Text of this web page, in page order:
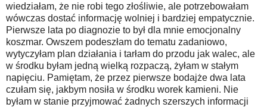
wiedziałam, że nie robi tego złośliwie, ale potrzebowałam
wówczas dostać informację wolniej i bardziej empatycznie.
Pierwsze lata po diagnozie to był dla mnie emocjonalny
koszmar. Owszem podeszłam do tematu zadaniowo,
wytyczyłam plan działania i tarłam do przodu jak walec, ale
w środku byłam jedną wielką rozpaczą, żyłam w stałym
napięciu. Pamiętam, że przez pierwsze bodajże dwa lata
czułam się, jakbym nosiła w środku worek kamieni. Nie
byłam w stanie przyjmować żadnych szerszych informacji